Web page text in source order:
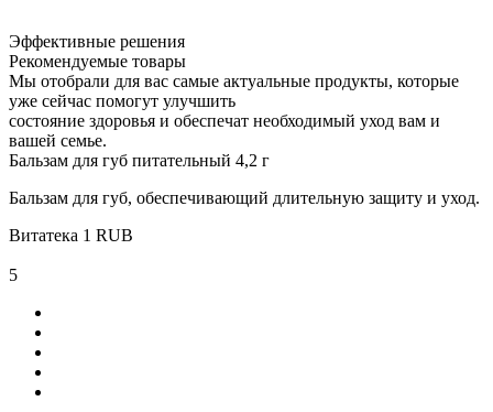
Эффективные решения
Рекомендуемые товары
Мы отобрали для вас самые актуальные продукты, которые
уже сейчас помогут улучшить
состояние здоровья и обеспечат необходимый уход вам и
вашей семье.
Бальзам для губ питательный 4,2 г
Бальзам для губ, обеспечивающий длительную защиту и уход.
Витатека 1 RUB
5